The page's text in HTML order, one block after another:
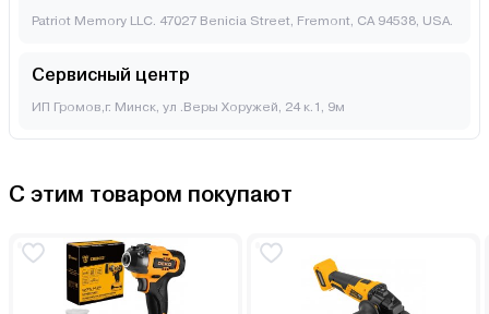
Patriot Memory LLC. 47027 Benicia Street, Fremont, CA 94538, USA.
Сервисный центр
ИП Громов,г. Минск, ул .Веры Хоружей, 24 к.1, 9м
С этим товаром покупают